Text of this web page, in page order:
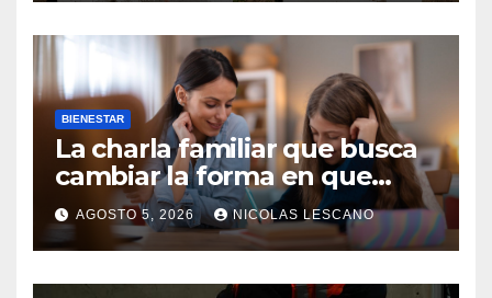
BIENESTAR
La charla familiar que busca
cambiar la forma en que
educamos a nuestros hijos
sobre el dinero
AGOSTO 5, 2026 NICOLAS LESCANO